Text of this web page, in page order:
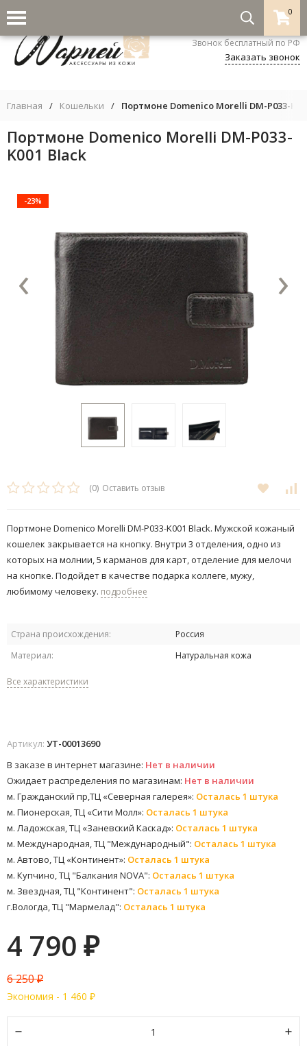
0
8-800-333-5530
Звонок бесплатный по РФ
Заказать звонок
Главная / Кошельки / Портмоне Domenico Morelli DM-P033-
Портмоне Domenico Morelli DM-P033-
K001 Black
-23%
‹ ›
(0) Оставить отзыв
Портмоне Domenico Morelli DM-P033-K001 Black. Мужской кожаный
кошелек закрывается на кнопку. Внутри 3 отделения, одно из
которых на молнии, 5 карманов для карт, отделение для мелочи
на кнопке. Подойдет в качестве подарка коллеге, мужу,
любимому человеку. подробнее
Страна происхождения:
Россия
Материал:
Натуральная кожа
Все характеристики
Артикул: УТ-00013690
В заказе в интернет магазине: Нет в наличии
Ожидает распределения по магазинам: Нет в наличии
м. Гражданский пр,ТЦ «Северная галерея»: Осталась 1 штука
м. Пионерская, ТЦ «Сити Молл»: Осталась 1 штука
м. Ладожская, ТЦ «Заневский Каскад»: Осталась 1 штука
м. Международная, ТЦ "Международный": Осталась 1 штука
м. Автово, ТЦ «Континент»: Осталась 1 штука
м. Купчино, ТЦ "Балкания NOVA": Осталась 1 штука
м. Звездная, ТЦ "Континент": Осталась 1 штука
г.Вологда, ТЦ "Мармелад": Осталась 1 штука
4 790 ₽
6 250₽
Экономия - 1 460 ₽